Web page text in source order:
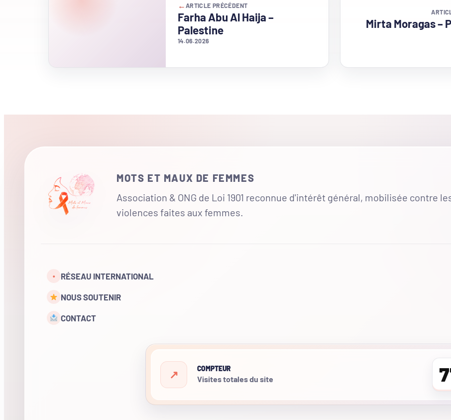
← ARTICLE PRÉCÉDENT
Farha Abu Al Haija –
Palestine
14.06.2026
Mirta Moragas –
MOTS ET MAUX DE FEMMES
Association & ONG de Loi 1901 reconnue d'intérêt général, mobilisée contre
violences faites aux femmes.
• RÉSEAU INTERNATIONAL
NOUS SOUTENIR
CONTACT
COMPTEUR
Visites totales du site